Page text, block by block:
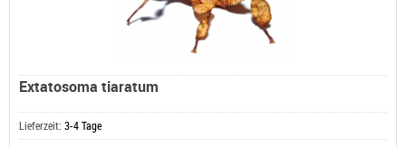
Extatosoma tiaratum
Lieferzeit: 3-4 Tage